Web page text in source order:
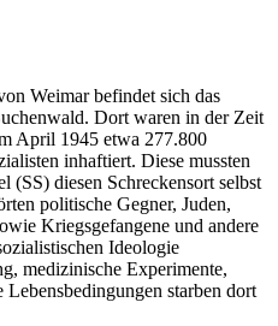
Weimar befindet sich das
Dort waren in der Zeit
April 1945 etwa 277.800
inhaftiert. Diese mussten
(SS) diesen Schreckensort selbst
politische Gegner, Juden,
Kriegsgefangene und andere
Ideologie
medizinische Experimente,
starben dort